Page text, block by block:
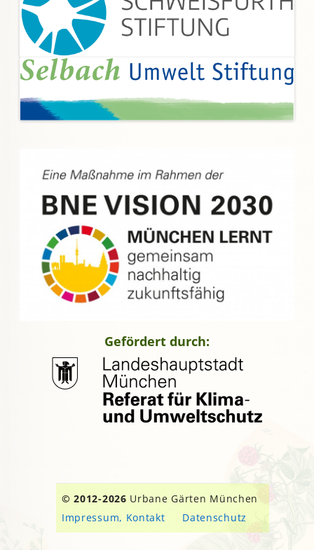
Gefördert durch:
© 2012-2026 Urbane Gärten München
Impressum, Kontakt
Datenschutz